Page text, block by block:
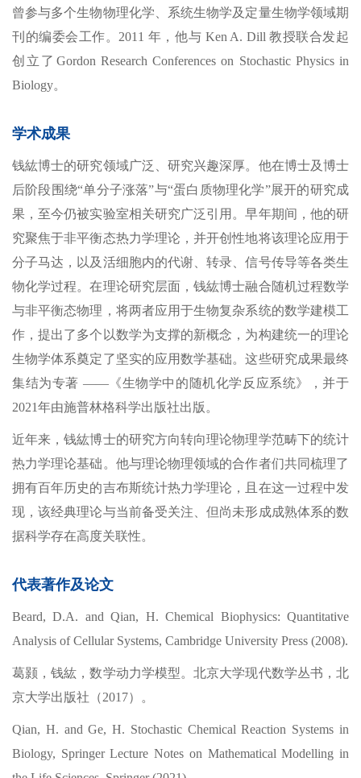
曾参与多个生物物理化学、系统生物学及定量生物学领域期
刊的编委会工作。2011 年，他与 Ken A. Dill 教授联合发起
创立了Gordon Research Conferences on Stochastic Physics in
Biology。
学术成果
钱紘博士的研究领域广泛、研究兴趣深厚。他在博士及博士
后阶段围绕“单分子涨落”与“蛋白质物理化学”展开的研究成
果，至今仍被实验室相关研究广泛引用。早年期间，他的研
究聚焦于非平衡态热力学理论，并开创性地将该理论应用于
分子马达，以及活细胞内的代谢、转录、信号传导等各类生
物化学过程。在理论研究层面，钱紘博士融合随机过程数学
与非平衡态物理，将两者应用于生物复杂系统的数学建模工
作，提出了多个以数学为支撑的新概念，为构建统一的理论
生物学体系奠定了坚实的应用数学基础。这些研究成果最终
集结为专著 ——《生物学中的随机化学反应系统》，并于
2021年由施普林格科学出版社出版。
近年来，钱紘博士的研究方向转向理论物理学范畴下的统计
热力学理论基础。他与理论物理领域的合作者们共同梳理了
拥有百年历史的吉布斯统计热力学理论，且在这一过程中发
现，该经典理论与当前备受关注、但尚未形成成熟体系的数
据科学存在高度关联性。
代表著作及论文
Beard, D.A. and Qian, H. Chemical Biophysics: Quantitative
Analysis of Cellular Systems, Cambridge University Press (2008).
葛颢，钱紘，数学动力学模型。北京大学现代数学丛书，北
京大学出版社（2017）。
Qian, H. and Ge, H. Stochastic Chemical Reaction Systems in
Biology, Springer Lecture Notes on Mathematical Modelling in